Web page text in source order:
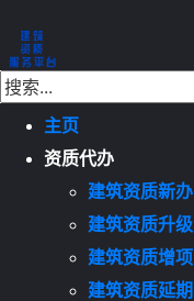
主页
资质代办
建筑资质新办
建筑资质升级
建筑资质增项
建筑资质延期